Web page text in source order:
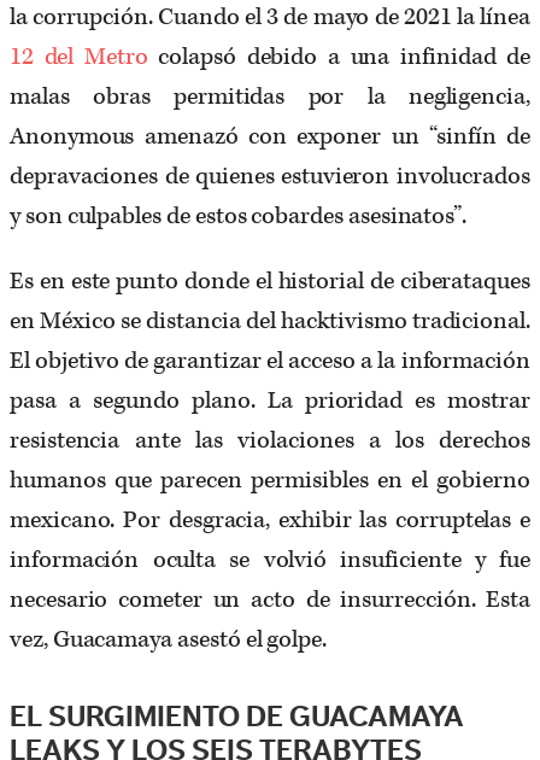
la corrupción. Cuando el 3 de mayo de 2021 la línea
12 del Metro colapsó debido a una infinidad de
malas obras permitidas por la negligencia,
Anonymous amenazó con exponer un “sinfín de
depravaciones de quienes estuvieron involucrados
y son culpables de estos cobardes asesinatos”.
Es en este punto donde el historial de ciberataques
en México se distancia del hacktivismo tradicional.
El objetivo de garantizar el acceso a la información
pasa a segundo plano. La prioridad es mostrar
resistencia ante las violaciones a los derechos
humanos que parecen permisibles en el gobierno
mexicano. Por desgracia, exhibir las corruptelas e
información oculta se volvió insuficiente y fue
necesario cometer un acto de insurrección. Esta
vez, Guacamaya asestó el golpe.
EL SURGIMIENTO DE GUACAMAYA
LEAKS Y LOS SEIS TERABYTES